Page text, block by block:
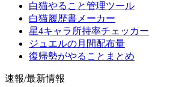
白猫やること管理ツール
白猫履歴書メーカー
星4キャラ所持率チェッカー
ジュエルの月間配布量
復帰勢がやることまとめ
速報/最新情報